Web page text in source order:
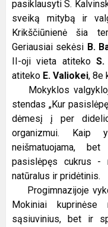
pasiklausyti S.
sveiką mitybą ir
Krikščiūnienė šia
Geriausiai sekėsi B.
II-oji vieta atiteko S.
atiteko E. Valiokei, 8e
Mokyklos
stendas „Kur
dėmesį į per
organizmui. Kaip
neišmatuojama,
pasislėpęs cukrus -
natūralus ir pridėtinis.
Progimnazijoje
Mokiniai
sąsiuvinius, bet ir